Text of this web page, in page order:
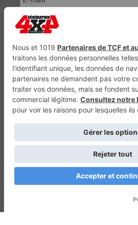
Génération Electrique Génération Sans Permis
Retour en haut